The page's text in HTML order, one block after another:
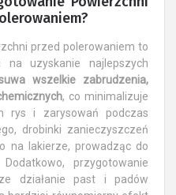
przed polerowaniem to
uzyskanie najlepszych
wszelkie zabrudzenia,
, co minimalizuje
rys i zarysowań podczas
drobinki zanieczyszczeń
na lakierze, prowadząc do
przygotowanie
działanie past i padów